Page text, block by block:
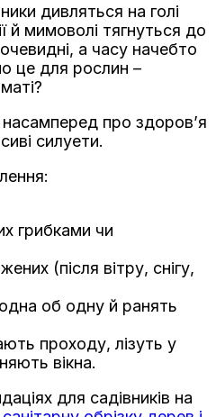
дивляться на голі
й мимоволі тягнуться до
а часу начебто
це для рослин –
насамперед про здоров’я
силуети.
грибками чи
(після вітру, снігу,
об одну й ранять
проходу, лізуть у
вікна.
для садівників на